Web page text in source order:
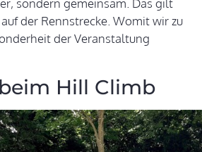
sondern gemeinsam. Das gilt
der Rennstrecke. Womit wir zu
der Veranstaltung
Hill Climb